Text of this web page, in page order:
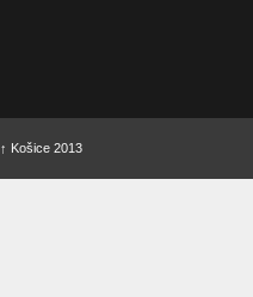
↑ Košice 2013